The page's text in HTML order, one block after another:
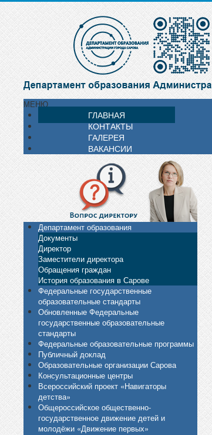
МЕНЮ
ГЛАВНАЯ
КОНТАКТЫ
ГАЛЕРЕЯ
ВАКАНСИИ
Департамент образования
Документы
Директор
Заместители директора
Обращения граждан
История образования в Сарове
Федеральные государственные
образовательные стандарты
Обновленные Федеральные
государственные образовательные
стандарты
Федеральные образовательные программы
Публичный доклад
Образовательные организации Сарова
Консультационные центры
Всероссийский проект «Навигаторы
детства»
Общероссийское общественно-
государственное движение детей и
молодёжи «Движение первых»